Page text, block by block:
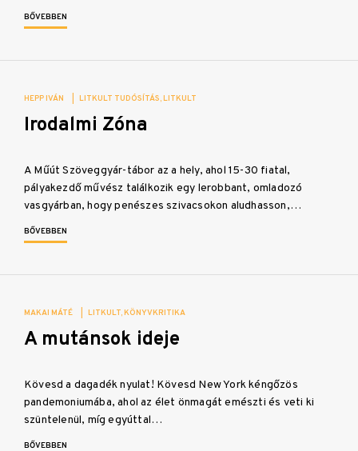
BŐVEBBEN
HEPP IVÁN LITKULT TUDÓSÍTÁS LITKULT
Irodalmi Zóna
A Műút Szöveggyár-tábor az a hely, ahol 15-30 fiatal,
pályakezdő művész találkozik egy lerobbant, omladozó
vasgyárban, hogy penészes szivacsokon aludhasson,…
BŐVEBBEN
MAKAI MÁTÉ LITKULT KÖNYVKRITIKA
A mutánsok ideje
Kövesd a dagadék nyulat! Kövesd New York kéngőzös
pandemoniumába, ahol az élet önmagát emészti és veti ki
szüntelenül, míg egyúttal…
BŐVEBBEN